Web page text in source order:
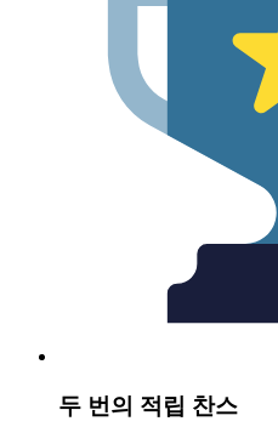
두 번의 적립 찬스